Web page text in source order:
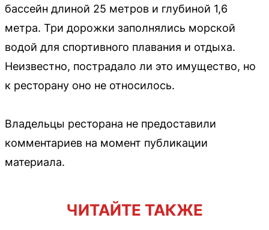
бассейн длиной 25 метров и глубиной 1,6
метра. Три дорожки заполнялись морской
водой для спортивного плавания и отдыха.
Неизвестно, пострадало ли это имущество, но
к ресторану оно не относилось.
Владельцы ресторана не предоставили
комментариев на момент публикации
материала.
ЧИТАЙТЕ ТАКЖЕ